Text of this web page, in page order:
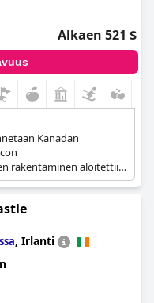
Alkaen 521 $
Kanadan
rakentaminen aloitettiin
myöhemmin.
muutoksista
kaikille vieraille
Tässä
maanläheisissä
ja se tarjoaa kaikki
kuninkaallisen kohtelun.
, Irlanti